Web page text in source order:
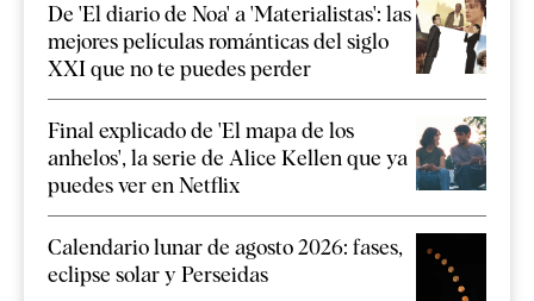
De 'El diario de Noa' a 'Materialistas': las
mejores películas románticas del siglo
XXI que no te puedes perder
Final explicado de 'El mapa de los
anhelos', la serie de Alice Kellen que ya
puedes ver en Netflix
Calendario lunar de agosto 2026: fases,
eclipse solar y Perseidas